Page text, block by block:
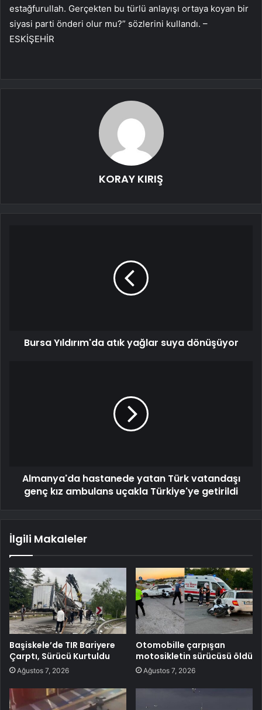
estağfurullah. Gerçekten bu türlü anlayışı ortaya koyan bir
siyasi parti önderi olur mu?” sözlerini kullandı. –
ESKİŞEHİR
KORAY KIRIŞ
Bursa Yıldırım'da atık yağlar suya dönüşüyor
Almanya'da hastanede yatan Türk vatandaşı
genç kız ambulans uçakla Türkiye'ye getirildi
İlgili Makaleler
Başiskele’de TIR Bariyere
Çarptı, Sürücü Kurtuldu
Ağustos 7, 2026
Otomobille çarpışan
motosikletin sürücüsü öldü
Ağustos 7, 2026